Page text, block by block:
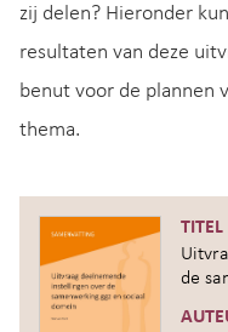
zij delen? Hieronder
resultaten van deze
benut voor de plannen
thema.
TITEL
de